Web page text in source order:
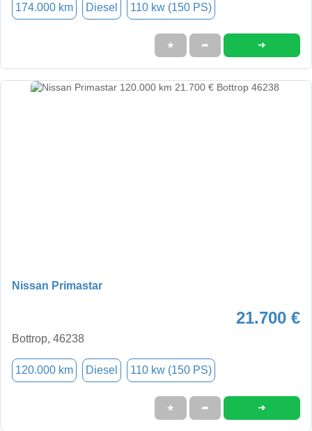
174.000 km Diesel 110 kw (150 PS)
★ ➦ ➜
Nissan Primastar
21.700 €
Bottrop, 46238
120.000 km Diesel 110 kw (150 PS)
★ ➦ ➜